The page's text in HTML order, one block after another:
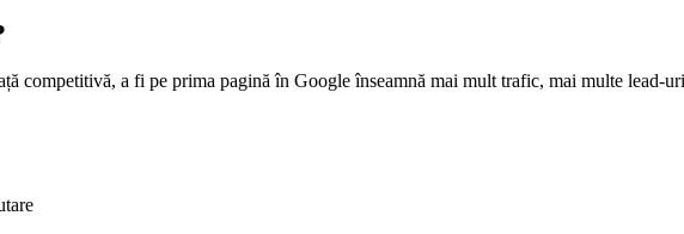
competitivă, a fi pe prima pagină în Google înseamnă mai mult trafic, mai multe lead-